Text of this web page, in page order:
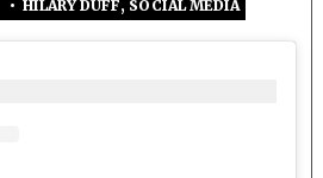
VOOR
HILARY
• HILARY DUFF, SOCIAL MEDIA